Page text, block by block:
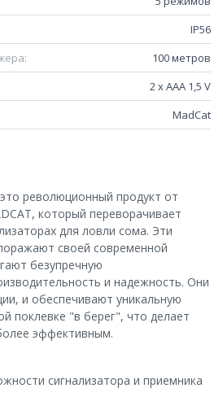
IP56
100 метров
2 х ААА 1,5 V
MadCat
революционный продукт от
который переворачивает
для ловли сома. Эти
своей современной
безупречную
и надежность. Они
и обеспечивают уникальную
поклевке "в берег", что делает
эффективным.
сигнализатора и приемника